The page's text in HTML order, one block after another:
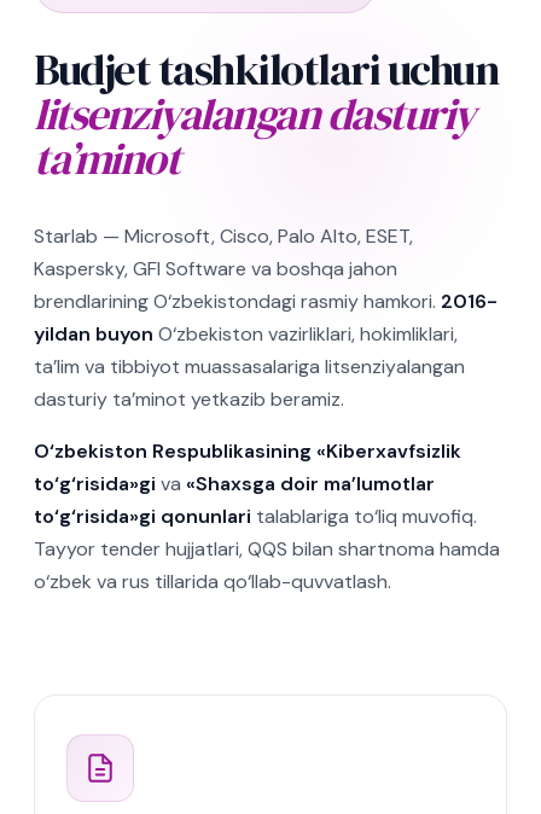
Budjet tashkilotlari uchun
litsenziyalangan dasturiy
ta’minot
Starlab — Microsoft, Cisco, Palo Alto, ESET,
Kaspersky, GFI Software va boshqa jahon
brendlarining O‘zbekistondagi rasmiy hamkori. 2016-
yildan buyon O‘zbekiston vazirliklari, hokimliklari,
ta’lim va tibbiyot muassasalariga litsenziyalangan
dasturiy ta’minot yetkazib beramiz.
O‘zbekiston Respublikasining «Kiberxavfsizlik
to‘g‘risida»gi va «Shaxsga doir ma’lumotlar
to‘g‘risida»gi qonunlari talablariga to‘liq muvofiq.
Tayyor tender hujjatlari, QQS bilan shartnoma hamda
o‘zbek va rus tillarida qo‘llab-quvvatlash.